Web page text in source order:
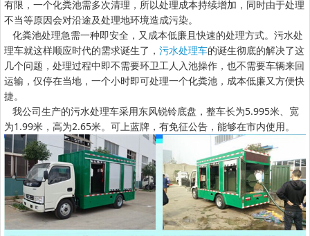
有限，一个化粪池需多次清理，所以处理成本持续增加，同时由于处理
不当等原因会对沿途及处理地环境造成污染。
化粪池处理急需一种即安全，又成本低廉且快速的处理方式。污水处
理车就这样顺应时代的需求诞生了， 污水处理车的诞生彻底的解决了这
几个问题，处理过程中即不需要环卫工人入池操作，也不需要车辆来回
运输，仅停在当地，一个小时即可处理一个化粪池，成本低廉又方便快
捷。
我公司生产的污水处理车采用东风锐铃底盘，整车长为5.995米、宽
为1.99米，高为2.65米。可上蓝牌，有免征公告，能够在市内使用。